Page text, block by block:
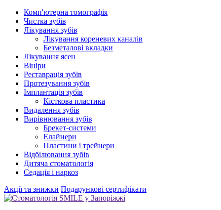
Комп'ютерна томографія
Чистка зубів
Лікування зубів
Лікування кореневих каналів
Безметалові вкладки
Лікування ясен
Вініри
Реставрація зубів
Протезування зубів
Імплантація зубів
Кісткова пластика
Видалення зубів
Вирівнювання зубів
Брекет-системи
Елайнери
Пластини і трейнери
Відбілювання зубів
Дитяча стоматологія
Седація і наркоз
Акції та знижки Подарункові сертифікати